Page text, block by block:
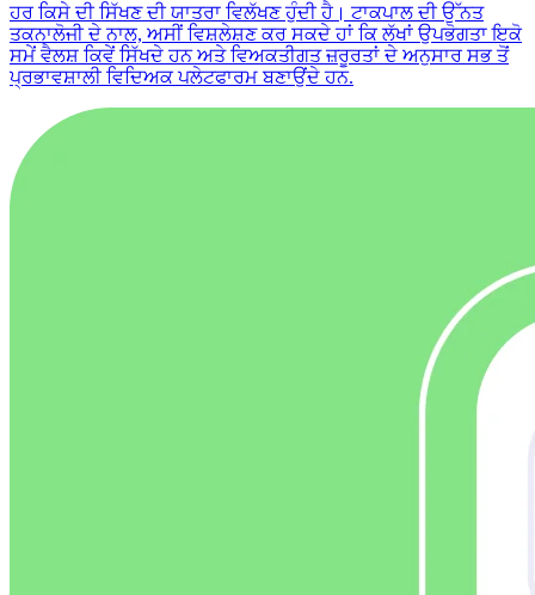
ਹਰ ਕਿਸੇ ਦੀ ਸਿੱਖਣ ਦੀ ਯਾਤਰਾ ਵਿਲੱਖਣ ਹੁੰਦੀ ਹੈ। ਟਾਕਪਾਲ ਦੀ ਉੱਨਤ
ਤਕਨਾਲੋਜੀ ਦੇ ਨਾਲ, ਅਸੀਂ ਵਿਸ਼ਲੇਸ਼ਣ ਕਰ ਸਕਦੇ ਹਾਂ ਕਿ ਲੱਖਾਂ ਉਪਭੋਗਤਾ ਇਕੋ
ਸਮੇਂ ਵੈਲਸ਼ ਕਿਵੇਂ ਸਿੱਖਦੇ ਹਨ ਅਤੇ ਵਿਅਕਤੀਗਤ ਜ਼ਰੂਰਤਾਂ ਦੇ ਅਨੁਸਾਰ ਸਭ ਤੋਂ
ਪ੍ਰਭਾਵਸ਼ਾਲੀ ਵਿਦਿਅਕ ਪਲੇਟਫਾਰਮ ਬਣਾਉਂਦੇ ਹਨ.